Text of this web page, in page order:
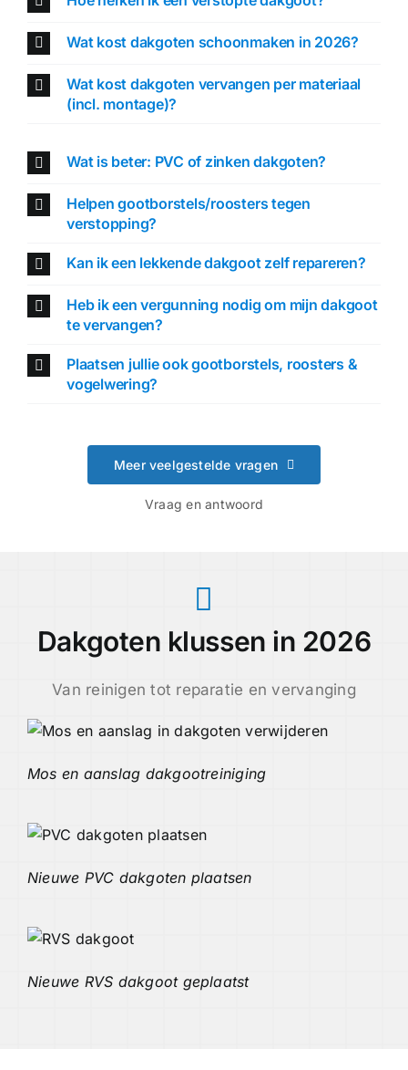
Wat kost dakgoten schoonmaken in 2026?
Wat kost dakgoten vervangen per materiaal
(incl. montage)?
Wat is beter: PVC of zinken dakgoten?
Helpen gootborstels/roosters tegen
verstopping?
Kan ik een lekkende dakgoot zelf repareren?
Heb ik een vergunning nodig om mijn dakgoot
te vervangen?
Plaatsen jullie ook gootborstels, roosters &
vogelwering?
Meer veelgestelde vragen
Vraag en antwoord
Dakgoten klussen in 2026
Van reinigen tot reparatie en vervanging
Mos en aanslag dakgootreiniging
Nieuwe PVC dakgoten plaatsen
Nieuwe RVS dakgoot geplaatst